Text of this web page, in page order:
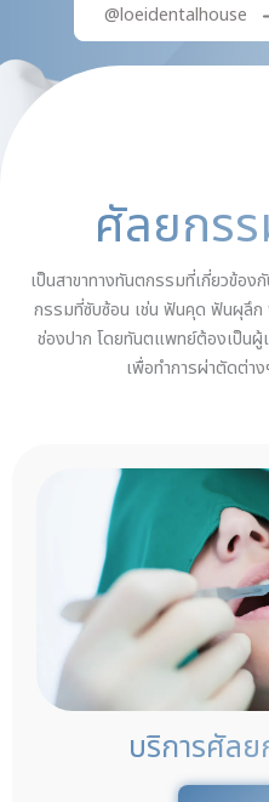
@loeidentalhouse
ศัลยกร
เป็นสาขาทางทันตกรรมที่เกี่ยวข้อ
กรรมที่ซับซ้อน เช่น ฟันคุด ฟันผุลึก
ช่องปาก โดยทันตแพทย์ต้องเป็นผู้
เพื่อทำการผ่าตัดต่าง
บริการศัล